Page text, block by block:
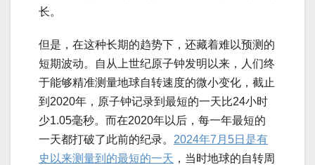
长。
但是，在这种长期的趋势下，还藏着难以预测的
短期波动。自从上世纪原子钟发明以来，人们终
于能够精准测量地球自转速度的微小变化，截止
到2020年，原子钟记录到最短的一天比24小时
少1.05毫秒。而在2020年以后，每一年最短的
一天都打破了此前的纪录。 2024年7月5日是有
史以来测量到的最短的一天 ，当时地球的自转周